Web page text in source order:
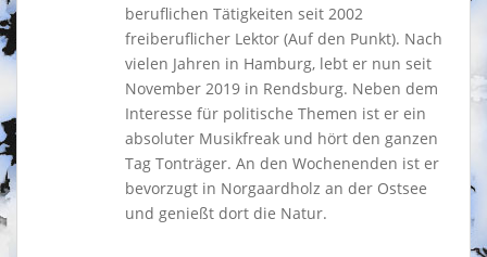
beruflichen Tätigkeiten seit 2002
freiberuflicher Lektor (Auf den Punkt). Nach
vielen Jahren in Hamburg, lebt er nun seit
November 2019 in Rendsburg. Neben dem
Interesse für politische Themen ist er ein
absoluter Musikfreak und hört den ganzen
Tag Tonträger. An den Wochenenden ist er
bevorzugt in Norgaardholz an der Ostsee
und genießt dort die Natur.